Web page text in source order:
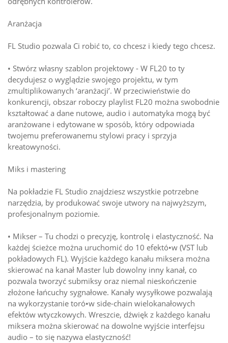
Aranżacja
FL Studio pozwala Ci robić to, co chcesz i kiedy tego chcesz.
• Stwórz własny szablon projektowy - W FL20 to ty
decydujesz o wyglądzie swojego projektu, w tym
zmultiplikowanych ‘aranżacji’. W przeciwieństwie do
konkurencji, obszar roboczy playlist FL20 można swobodnie
kształtować a dane nutowe, audio i automatyka mogą być
aranżowane i edytowane w sposób, który odpowiada
twojemu preferowanemu stylowi pracy i sprzyja
kreatowyności.
Miks i mastering
Na pokładzie FL Studio znajdziesz wszystkie potrzebne
narzędzia, by produkować swoje utwory na najwyższym,
profesjonalnym poziomie.
• Mikser – Tu chodzi o precyzję, kontrolę i elastyczność. Na
każdej ścieżce można uruchomić do 10 efektó•w (VST lub
pokładowych FL). Wyjście każdego kanału miksera można
skierować na kanał Master lub dowolny inny kanał, co
pozwala tworzyć submiksy oraz niemal nieskończenie
złożone łańcuchy sygnałowe. Kanały wysyłkowe pozwalają
na wykorzystanie toró•w side-chain wielokanałowych
efektów wtyczkowych. Wreszcie, dźwięk z każdego kanału
miksera można skierować na dowolne wyjście interfejsu
audio – to się nazywa elastyczność!